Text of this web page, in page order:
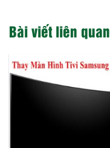
Bài viết liên quan